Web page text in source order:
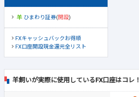
ひまわり証券(開設)
FXキャッシュバックお得順
FX口座開設現金還元全リスト
羊飼いが実際に使用しているFX口座はコレ！